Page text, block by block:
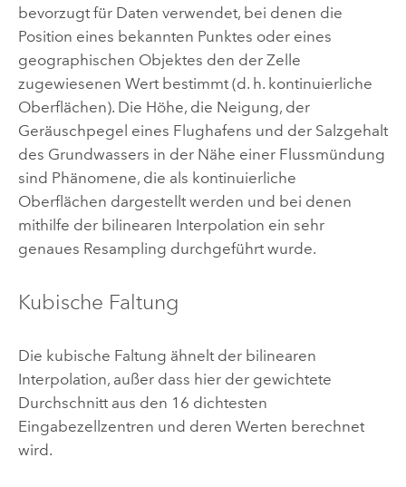
bevorzugt für Daten verwendet, bei denen die
Position eines bekannten Punktes oder eines
geographischen Objektes den der Zelle
zugewiesenen Wert bestimmt (d. h. kontinuierliche
Oberflächen). Die Höhe, die Neigung, der
Geräuschpegel eines Flughafens und der Salzgehalt
des Grundwassers in der Nähe einer Flussmündung
sind Phänomene, die als kontinuierliche
Oberflächen dargestellt werden und bei denen
mithilfe der bilinearen Interpolation ein sehr
genaues Resampling durchgeführt wurde.
Kubische Faltung
Die kubische Faltung ähnelt der bilinearen
Interpolation, außer dass hier der gewichtete
Durchschnitt aus den 16 dichtesten
Eingabezellzentren und deren Werten berechnet
wird.